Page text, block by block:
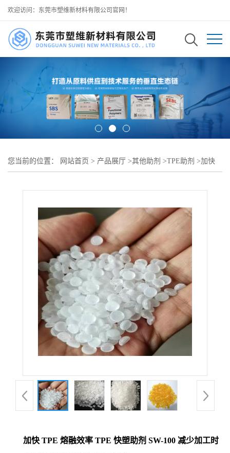
欢迎访问：东莞市塑维新材料有限公司官网！
您当前的位置： 网站首页 > 产品展厅 >其他助剂 >TPE助剂 >加快
加快 TPE 熔融效率 TPE 快塑助剂 SW-100 减少加工时